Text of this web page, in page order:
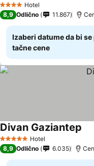
4 ZvezdiceHotel
8,9 Odlično 11.867
Izaberi datume da bi
tačne cene
5 ZvezdiceHotel
Divan Gaziantep
8,9 Odlično 6.035